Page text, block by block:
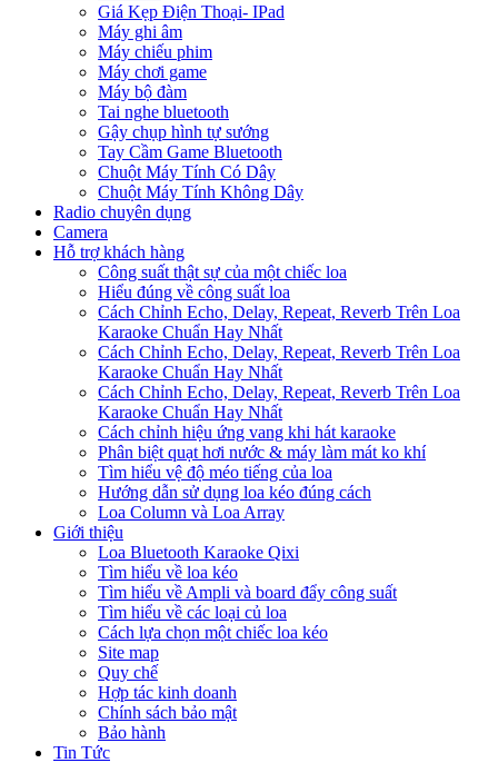
Giá Kẹp Điện Thoại- IPad
Máy ghi âm
Máy chiếu phim
Máy chơi game
Máy bộ đàm
Tai nghe bluetooth
Gậy chụp hình tự sướng
Tay Cầm Game Bluetooth
Chuột Máy Tính Có Dây
Chuột Máy Tính Không Dây
Radio chuyên dụng
Camera
Hỗ trợ khách hàng
Công suất thật sự của một chiếc loa
Hiểu đúng về công suất loa
Cách Chỉnh Echo, Delay, Repeat, Reverb Trên Loa
Karaoke Chuẩn Hay Nhất
Cách Chỉnh Echo, Delay, Repeat, Reverb Trên Loa
Karaoke Chuẩn Hay Nhất
Cách Chỉnh Echo, Delay, Repeat, Reverb Trên Loa
Karaoke Chuẩn Hay Nhất
Cách chỉnh hiệu ứng vang khi hát karaoke
Phân biệt quạt hơi nước & máy làm mát ko khí
Tìm hiểu vệ độ méo tiếng của loa
Hướng dẫn sử dụng loa kéo đúng cách
Loa Column và Loa Array
Giới thiệu
Loa Bluetooth Karaoke Qixi
Tìm hiểu về loa kéo
Tìm hiểu về Ampli và board đẩy công suất
Tìm hiểu về các loại củ loa
Cách lựa chọn một chiếc loa kéo
Site map
Quy chế
Hợp tác kinh doanh
Chính sách bảo mật
Bảo hành
Tin Tức